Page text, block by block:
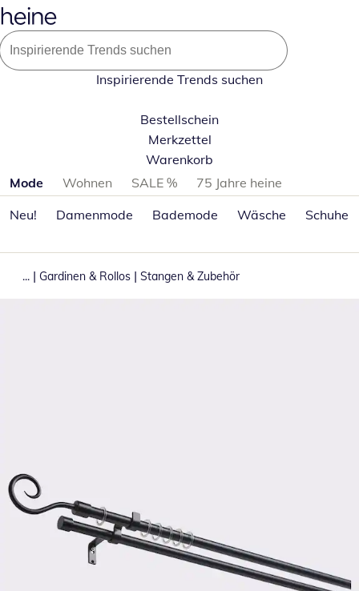
Inspirierende Trends suchen
Bestellschein
Merkzettel
Warenkorb
Produktkategorien überspringen
Mode Wohnen SALE %
75 Jahre heine
Neu!
Damenmode Bademode Wäsche Schuhe
... | Gardinen & Rollos | Stangen & Zubehör